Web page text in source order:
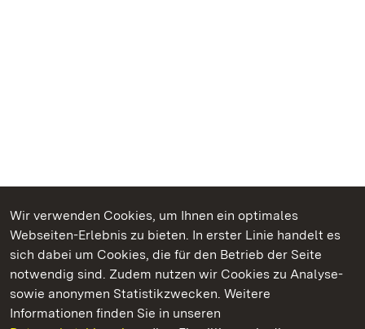
Wir verwenden Cookies, um Ihnen ein optimales
Webseiten-Erlebnis zu bieten. In erster Linie handelt es
sich dabei um Cookies, die für den Betrieb der Seite
notwendig sind. Zudem nutzen wir Cookies zu Analyse-
sowie anonymen Statistikzwecken. Weitere
Informationen finden Sie in unseren
Kommen. Staunen. Genießen.